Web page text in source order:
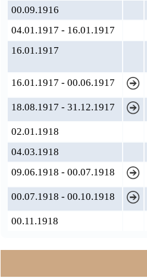
00.09.1916
04.01.1917 - 16.01.1917
16.01.1917
16.01.1917 - 00.06.1917
18.08.1917 - 31.12.1917
02.01.1918
04.03.1918
09.06.1918 - 00.07.1918
00.07.1918 - 00.10.1918
00.11.1918